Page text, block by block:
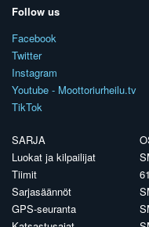
Follow us
Facebook
Twitter
Instagram
Youtube - Moottoriurheilu.tv
TikTok
SARJA
Luokat ja kilpailijat
Tiimit
Sarjasäännöt
GPS-seuranta